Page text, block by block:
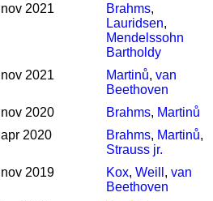
nov 2021 Brahms,
Lauridsen,
Mendelssohn
Bartholdy
nov 2021 Martinů, van
Beethoven
nov 2020 Brahms, Martinů
apr 2020 Brahms, Martinů,
Strauss jr.
nov 2019 Kox, Weill , van
Beethoven